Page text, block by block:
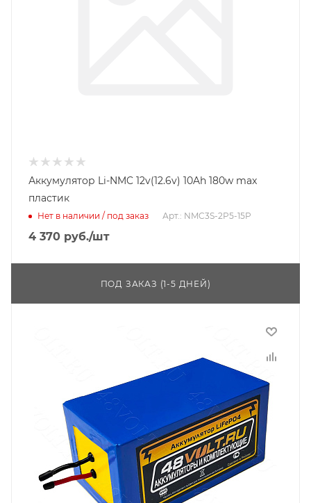
Аккумулятор Li-NMC 12v(12.6v) 10Ah 180w max
пластик
Нет в наличии / под заказ Арт.: NMC3S-2P5-15P
4 370 руб./шт
ПОД ЗАКАЗ (1-5 ДНЕЙ)